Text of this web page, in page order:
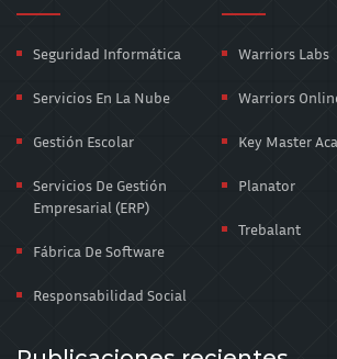
Seguridad Informática
Servicios En La Nube
Gestión Escolar
Servicios De Gestión
Empresarial (ERP)
Fábrica De Software
Responsabilidad Social
Warriors Labs
Warriors
Key Master
Planator
Trebalant